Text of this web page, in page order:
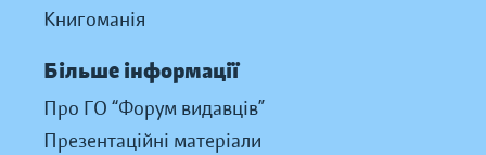
Книгоманія
Більше інформації
Про ГО “Форум видавців”
Презентаційні матеріали